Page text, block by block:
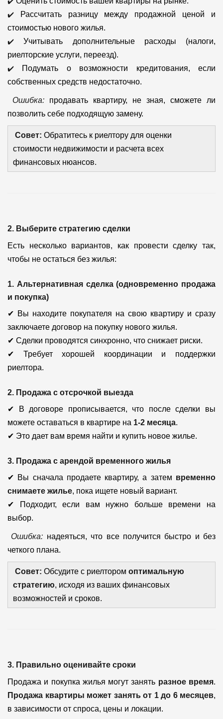
✔️ Рассчитать разницу между продажной ценой и
стоимостью нового жилья.
✔️ Учитывать дополнительные расходы (налоги,
риелторские услуги, переезд).
✔️ Подумать о возможности кредитования, если
собственных средств недостаточно.
Ошибка: продавать квартиру, не зная, сможете ли
позволить себе подходящую замену.
Совет: Обратитесь к риелтору для оценки
стоимости недвижимости и расчета всех
финансовых нюансов.
2. Выберите стратегию сделки
Есть несколько вариантов, как провести сделку так,
чтобы не остаться без жилья:
1. Альтернативная сделка (одновременно продажа
и покупка)
✔ Вы находите покупателя на свою квартиру и сразу
заключаете договор на покупку нового жилья.
✔ Сделки проводятся синхронно, что снижает риски.
✔ Требует хорошей координации и поддержки
риелтора.
2. Продажа с отсрочкой выезда
✔ В договоре прописывается, что после сделки вы
можете оставаться в квартире на 1-2 месяца.
✔ Это дает вам время найти и купить новое жилье.
3. Продажа с арендой временного жилья
✔ Вы сначала продаете квартиру, а затем временно
снимаете жилье, пока ищете новый вариант.
✔ Подходит, если вам нужно больше времени на
выбор.
Ошибка: надеяться, что все получится быстро и без
четкого плана.
Совет: Обсудите с риелтором оптимальную
стратегию, исходя из ваших финансовых
возможностей и сроков.
3. Правильно оценивайте сроки
Продажа и покупка жилья могут занять разное время.
Продажа квартиры может занять от 1 до 6 месяцев,
в зависимости от спроса, цены и локации.